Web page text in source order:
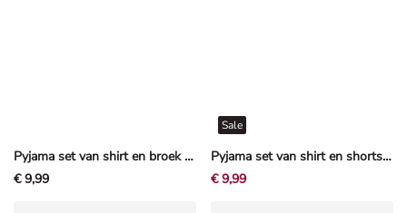
Pyjama set van shirt en broek - Motief all-over - Beige
€ 9,99
Pyjama set van shirt en shorts - Spiderman - Veelkleurig
Sale
€ 9,99